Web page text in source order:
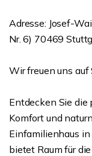
Adresse: Josef-
Nr. 6) 70469
Wir freuen uns auf
Entdecken Sie die
Komfort und
Einfamilienhaus in
bietet Raum für